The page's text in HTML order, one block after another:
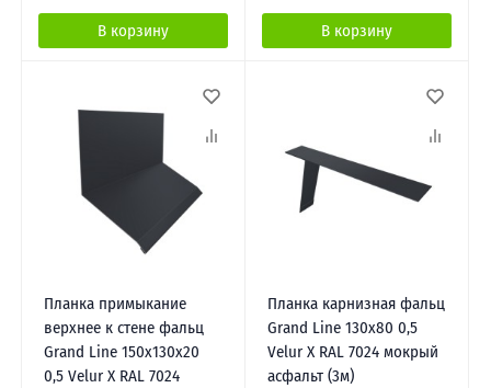
В корзину В корзину
Планка примыкание
верхнее к стене фальц
Grand Line 150х130х20
0,5 Velur X RAL 7024
Планка карнизная фальц
Grand Line 130х80 0,5
Velur X RAL 7024 мокрый
асфальт (3м)